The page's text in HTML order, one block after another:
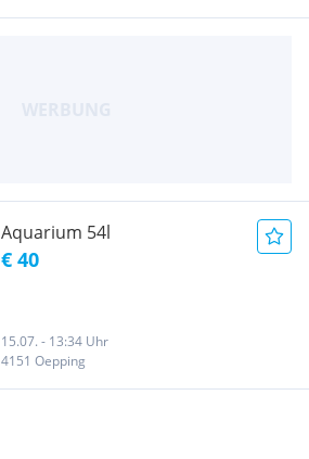
Aquarium 54l
€ 40
15.07. - 13:34 Uhr
4151 Oepping